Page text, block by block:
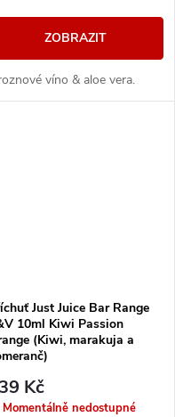
ZOBRAZIT
víno & aloe vera.
Just Juice Bar Range
10ml Kiwi Passion
(Kiwi, marakuja a
Kč
Momentálně nedostupné